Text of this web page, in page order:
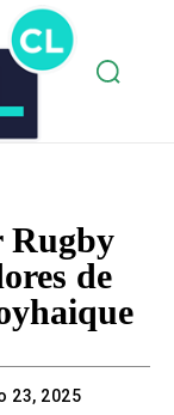
Rugby
de
23, 2025